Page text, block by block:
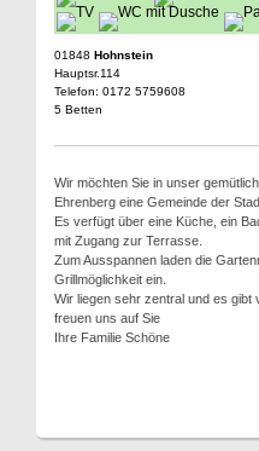
01848 Hohnstein
Hauptsr.114
Telefon: 0172 5759608
5 Betten
Wir möchten Sie in unser
Ehrenberg eine Gemeinde der
Es verfügt über eine Küche, ein
mit Zugang zur Terrasse.
Zum Ausspannen laden die
Grillmöglichkeit ein.
Wir liegen sehr zentral und es gibt
freuen uns auf Sie
Ihre Familie Schöne